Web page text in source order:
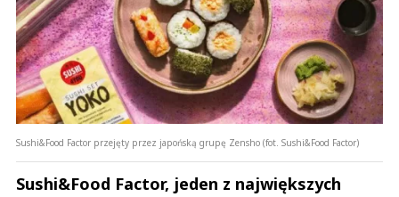
Sushi&Food Factor przejęty przez japońską grupę Zensho (fot. Sushi&Food Factor)
Sushi&Food Factor, jeden z największych